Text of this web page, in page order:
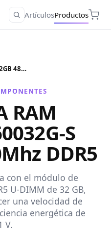
ArtículosProductos
ADATA RAM AD5U560032G-S 32GB 4800Mhz DDR5
RAM
S
DDR5
con el módulo de
U-DIMM de 32 GB,
una velocidad de
energética de
V.